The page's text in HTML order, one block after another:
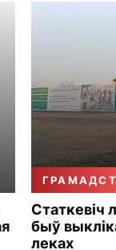
Статкевіч
быў
леках